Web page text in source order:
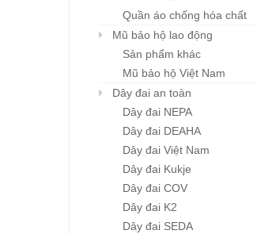
Quần áo chống hóa chất
Mũ bảo hộ lao động
Sản phẩm khác
Mũ bảo hộ Việt Nam
Dây đai an toàn
Dây đai NEPA
Dây đai DEAHA
Dây đai Việt Nam
Dây đai Kukje
Dây đai COV
Dây đai K2
Dây đai SEDA